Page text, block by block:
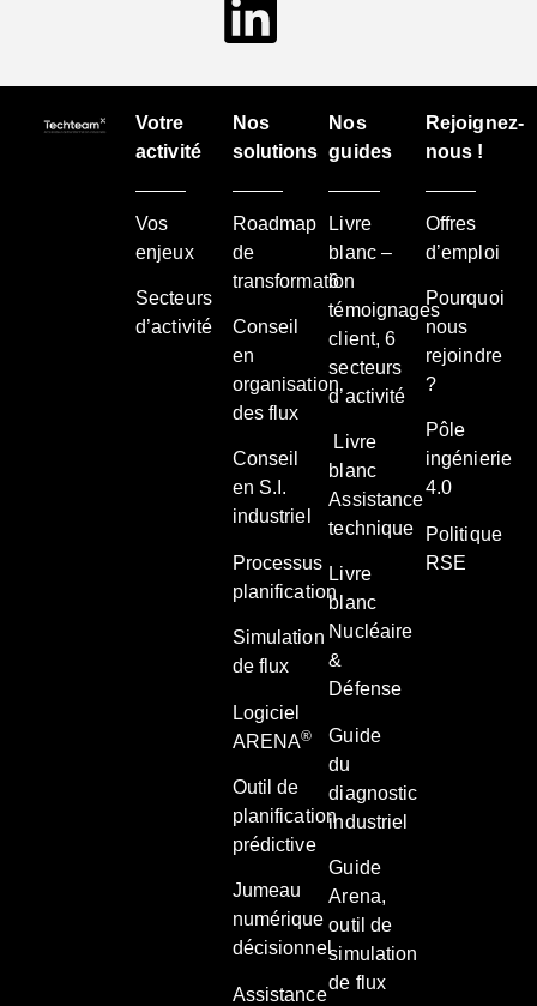
Votre
activité
Vos
enjeux
Secteurs
d’activité
Nos
solutions
Roadmap
de
transformation
Conseil
en
organisation
des flux
Conseil
en S.I.
industriel
Processus
planification
Simulation
de flux
Logiciel
ARENA®
Outil de
planification
prédictive
Jumeau
numérique
décisionnel
Assistance
Nos
guides
Livre
blanc –
6
témoignages
client, 6
secteurs
d’activité
Livre
blanc
Assistance
technique
Livre
blanc
Nucléaire
&
Défense
Guide
du
diagnostic
industriel
Guide
Arena,
outil de
simulation
de flux
Rejoignez-
nous !
Offres
d’emploi
Pourquoi
nous
rejoindre
?
Pôle
ingénierie
4.0
Politique
RSE